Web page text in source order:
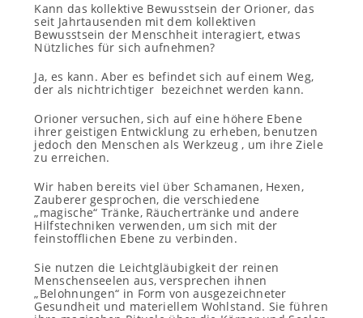
Kann das kollektive Bewusstsein der Orioner, das
seit Jahrtausenden mit dem kollektiven
Bewusstsein der Menschheit interagiert, etwas
Nützliches für sich aufnehmen?
Ja, es kann. Aber es befindet sich auf einem Weg,
der als nichtrichtiger bezeichnet werden kann.
Orioner versuchen, sich auf eine höhere Ebene
ihrer geistigen Entwicklung zu erheben, benutzen
jedoch den Menschen als Werkzeug , um ihre Ziele
zu erreichen.
Wir haben bereits viel über Schamanen, Hexen,
Zauberer gesprochen, die verschiedene
„magische“ Tränke, Räuchertränke und andere
Hilfstechniken verwenden, um sich mit der
feinstofflichen Ebene zu verbinden.
Sie nutzen die Leichtgläubigkeit der reinen
Menschenseelen aus, versprechen ihnen
„Belohnungen“ in Form von ausgezeichneter
Gesundheit und materiellem Wohlstand. Sie führen